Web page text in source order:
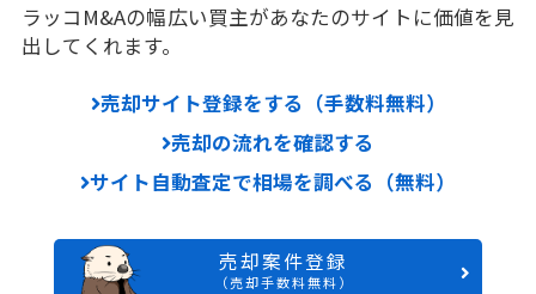
ラッコM&Aの幅広い買主があなたのサイトに価値を見
出してくれます。
売却サイト登録をする（手数料無料）
売却の流れを確認する
サイト自動査定で相場を調べる（無料）
売却案件登録
（売却手数料無料）